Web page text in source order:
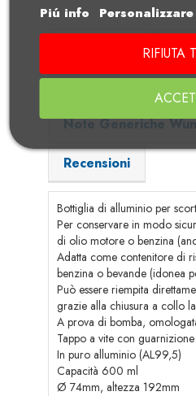
Note Generiche
Recensioni
Bottiglia di alluminio per
Per conservare in modo
di olio motore o benzina
Adatta come contenitore di
benzina o bevande (idonea
Può essere riempita
grazie alla chiusura a collo
A prova di bomba,
Tappo a vite con
In puro alluminio (AL99,5)
Capacità 600 ml
Ø 74mm, altezza 192mm
Piú info
RIFIUTA